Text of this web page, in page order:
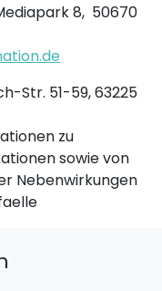
8, 50670
Str. 51-59, 63225
zu
sowie von
Nebenwirkungen